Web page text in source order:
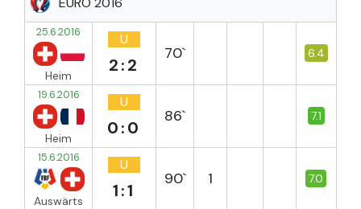
25.6.2016
Heim
U
2:2
70` 6.4
19.6.2016
Heim
U
0:0
86` 7.1
15.6.2016
Auswärts
U
1:1
90` 1 7.0